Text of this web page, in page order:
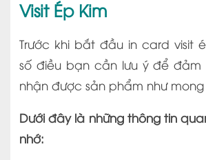
Visit Ép Kim
Trước khi bắt đầu in card visit
số điều bạn cần lưu ý để
nhận được sản phẩm như mong
Dưới đây là những thông tin
nhớ: